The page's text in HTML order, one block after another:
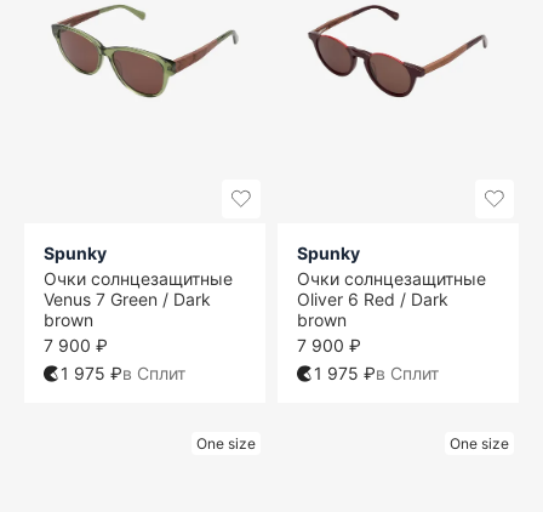
Spunky
Очки солнцезащитные
Venus 7 Green / Dark
brown
7 900 ₽
1 975 ₽в Сплит
Spunky
Очки солнцезащитные
Oliver 6 Red / Dark
brown
7 900 ₽
1 975 ₽в Сплит
One size One size